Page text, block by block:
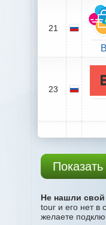
21
23
Не нашли
tour и его нет в
желаете